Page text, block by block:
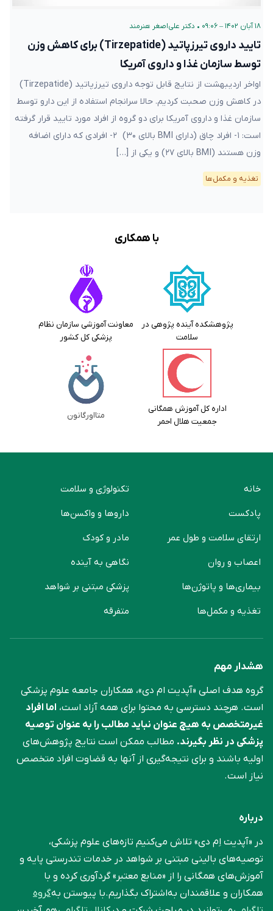
۱۸ آبان ۱۴۰۲ – ۰۹:۰۶ • دکتر علی‌اصغر هنرمند
تایید داروی تیرزپاتید (Tirzepatide) برای کاهش وزن
توسط سازمان غذا و داروی آمریکا
اواخر اردیبهشت از نتایج قابل توجه داروی تیرزپاتید (Tirzepatide)
در کاهش وزن صحبت کردیم. حالا سرانجام استفاده از این دارو توسط
سازمان غذا و داروی آمریکا برای دو گروه از افراد مورد تایید قرار گرفته
است: ۱- افراد چاق (دارای BMI بالای ۳۰) ۲- افرادی که دارای اضافه
وزن هستند (BMI بالای ۲۷) و یکی از […]
تغذیه و مکمل‌ها
با همکاری
پژوهشکده آینده پژوهی در
سلامت
معاونت آموزشی سازمان نظام
پزشکی کل کشور
اداره کل آموزش همگانی
جمعیت هلال احمر
متااورگانون
خانه
پادکست
ارتقای سلامت و طول عمر
اعصاب و روان
بیماری‌ها و پاتوژن‌ها
تغذیه و مکمل‌ها
تکنولوژی و سلامت
دارو‌ها و واکسن‌ها
مادر و کودک
نگاهی به آینده
پزشکی مبتنی بر شواهد
متفرقه
هشدار مهم
گروه هدف اصلی «آپدیت ام دی»، همکاران جامعه علوم ‌پزشکی
است. هرچند دسترسی به محتوا برای همه آزاد است، اما افراد
غیرمتخصص به هیچ عنوان نباید مطالب را به عنوان توصیه
پزشکی در نظر بگیرند. مطالب ممکن است نتایج پژوهش‌های
اولیه باشند و برای نتیجه‌گیری از آنها به قضاوت افراد متخصص
نیاز است.
درباره
در «آپدیت اِم دی» تلاش می‌کنیم تازه‌های علوم پزشکی،
توصیه‌های بالینی مبتنی بر شواهد در خدمات تندرستی پایه و
آموزش‌های همگانی را از «منابع معتبر» گردآوری کرده و با
همکاران و علاقمندان به‌اشتراک بگذاریم.با پیوستن بهگروه